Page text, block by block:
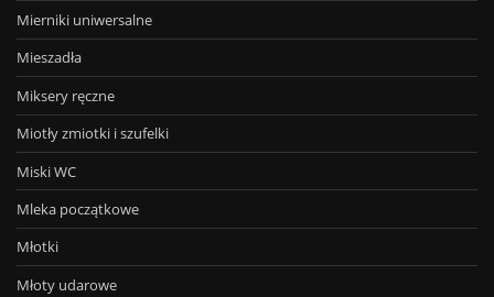
Mierniki uniwersalne
Mieszadła
Miksery ręczne
Miotły zmiotki i szufelki
Miski WC
Mleka początkowe
Młotki
Młoty udarowe